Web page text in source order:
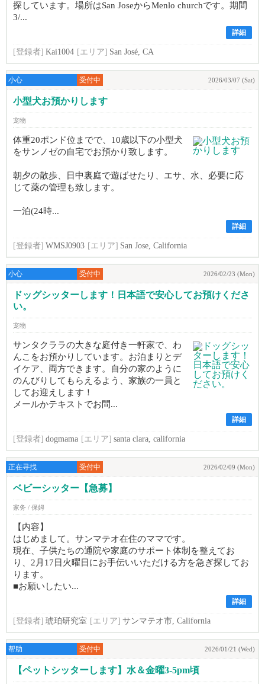
探しています。場所はSan JoseからMenlo churchです。期間
3/...
詳細
[登録者] Kai1004 [エリア] San José, CA
小心 受付中 2026/03/07 (Sat)
小型犬お預かりします
宠物
体重20ポンド位までで、10歳以下の小型犬
をサンノゼの自宅でお預かり致します。
朝夕の散歩、日中裏庭で遊ばせたり、エサ、水、必要に応
じて薬の管理も致します。
一泊(24時...
詳細
[登録者] WMSJ0903 [エリア] San Jose, California
小心 受付中 2026/02/23 (Mon)
ドッグシッターします！日本語で安心してお預けくださ
い。
宠物
サンタクララの大きな庭付き一軒家で、わ
んこをお預かりしています。お泊まりとデ
イケア、両方できます。自分の家のように
のんびりしてもらえるよう、家族の一員と
してお迎えします！
メールかテキストでお問...
詳細
[登録者] dogmama [エリア] santa clara, california
正在寻找 受付中 2026/02/09 (Mon)
ベビーシッター【急募】
家务 / 保姆
【内容】
はじめまして。サンマテオ在住のママです。
現在、子供たちの通院や家庭のサポート体制を整えてお
り、2月17日火曜日にお手伝いいただける方を急ぎ探してお
ります。
■お願いしたい...
詳細
[登録者] 琥珀研究室 [エリア] サンマテオ市, California
帮助 受付中 2026/01/21 (Wed)
【ペットシッターします】水＆金曜3-5pm頃